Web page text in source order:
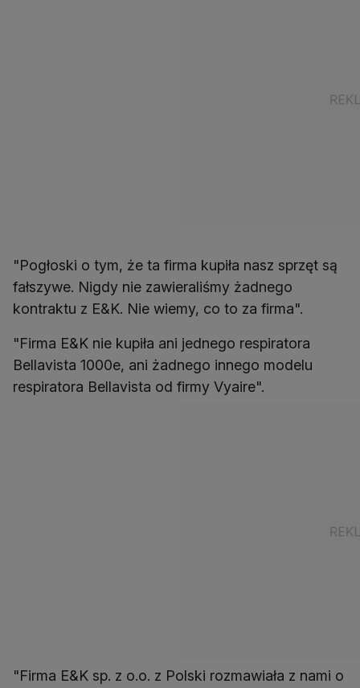
"Pogłoski o tym, że ta firma kupiła nasz sprzęt są
fałszywe. Nigdy nie zawieraliśmy żadnego
kontraktu z E&K. Nie wiemy, co to za firma".
"Firma E&K nie kupiła ani jednego respiratora
Bellavista 1000e, ani żadnego innego modelu
respiratora Bellavista od firmy Vyaire".
"Firma E&K sp. z o.o. z Polski rozmawiała z nami o